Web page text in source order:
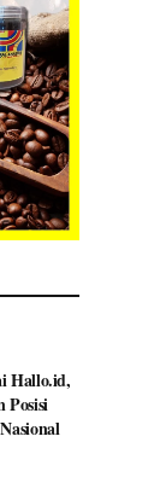
Hallo.id,
Posisi